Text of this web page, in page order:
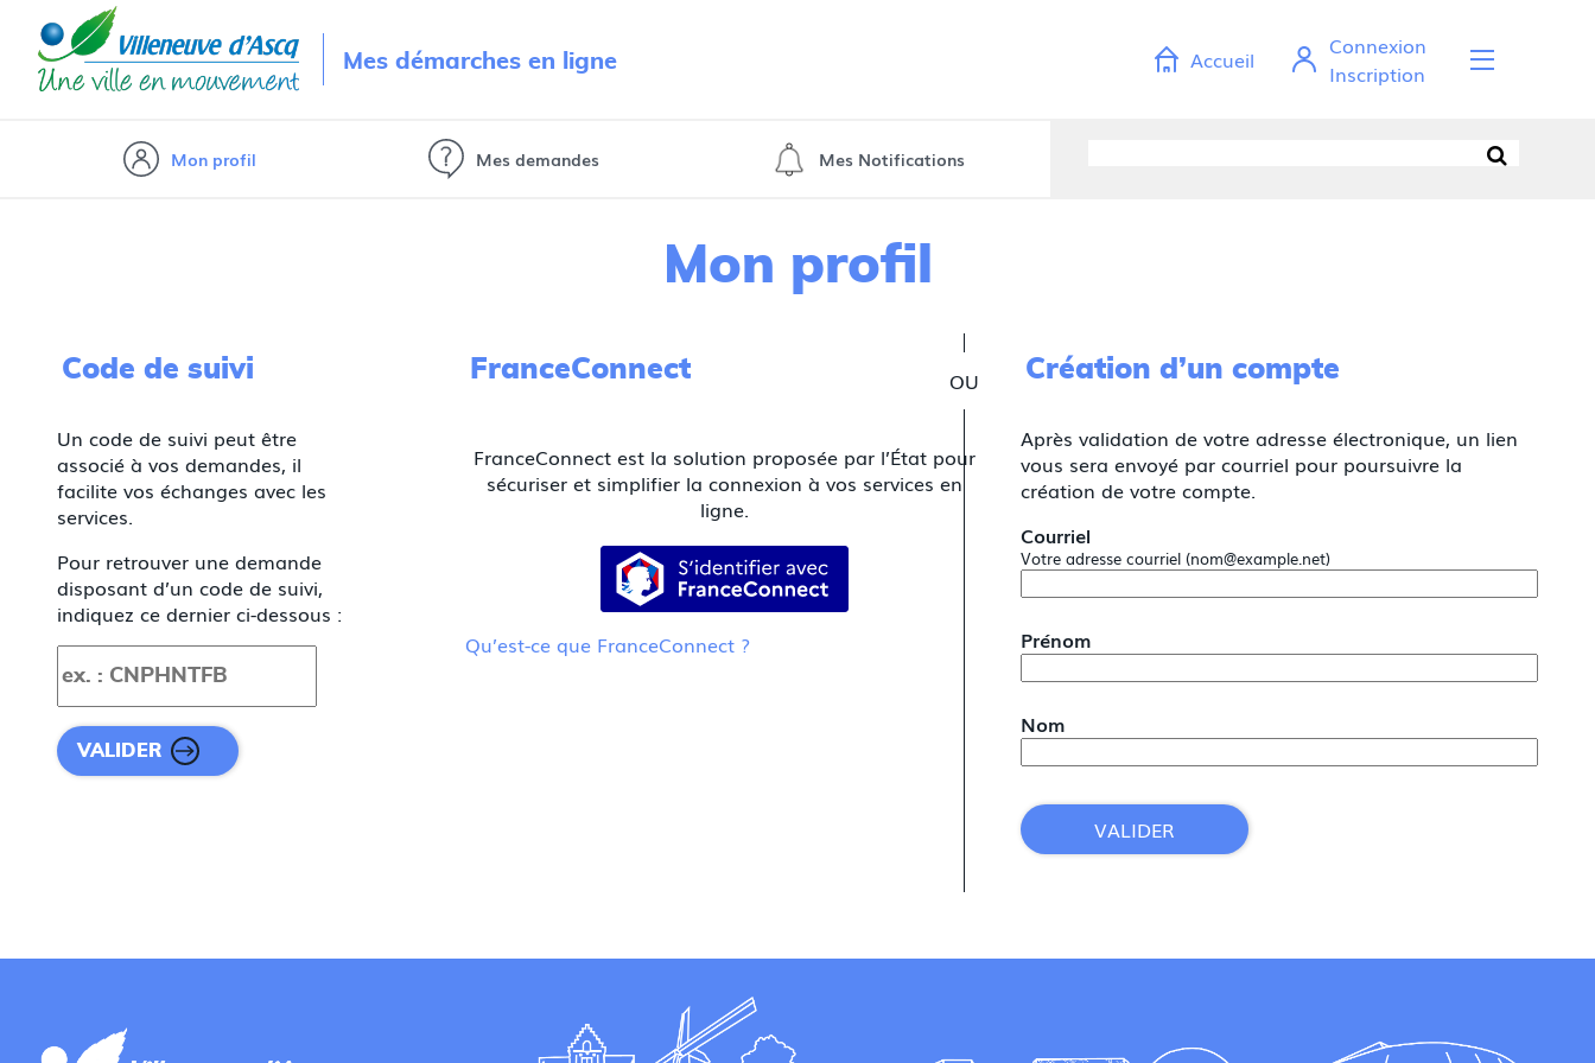
Mes démarches en ligne Accueil
Connexion
Inscription
Mon profil Mes demandes Mes Notifications
Mon profil
Code de suivi
Un code de suivi peut être
associé à vos demandes, il
facilite vos échanges avec les
services.
Pour retrouver une demande
disposant d’un code de suivi,
indiquez ce dernier ci-dessous :
VALIDER
FranceConnect
FranceConnect est la solution proposée par l’État pour
sécuriser et simplifier la connexion à vos services en
ligne.
S’identifier avec FranceConnect
Qu’est-ce que FranceConnect ?
Création d’un compte
Après validation de votre adresse électronique, un lien
vous sera envoyé par courriel pour poursuivre la
création de votre compte.
Courriel
Votre adresse courriel (nom@example.net)
Prénom
Nom
VALIDER